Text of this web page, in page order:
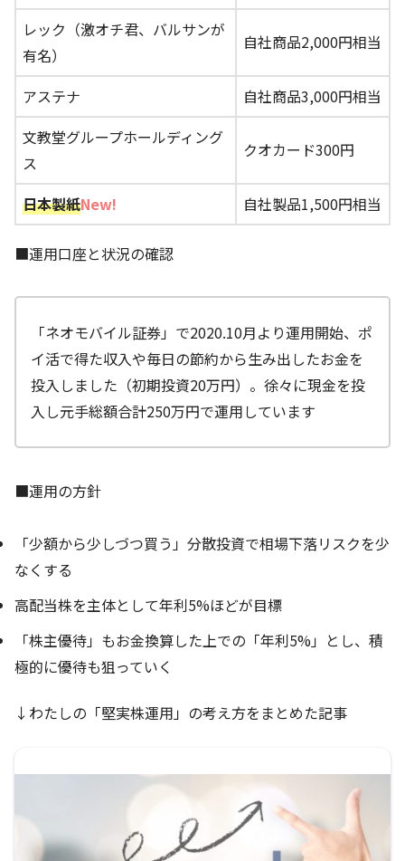
レック（激オチ君、バルサンが
有名）
自社商品2,000円相当
アステナ
自社商品3,000円相当
文教堂グループホールディング
ス
クオカード300円
日本製紙New! 自社製品1,500円相当
■運用口座と状況の確認
「ネオモバイル証券」で2020.10月より運用開始、ポ
イ活で得た収入や毎日の節約から生み出したお金を
投入しました（初期投資20万円）。徐々に現金を投
入し元手総額合計250万円で運用しています
■運用の方針
「少額から少しづつ買う」分散投資で相場下落リスクを少
なくする
高配当株を主体として年利5%ほどが目標
「株主優待」もお金換算した上での「年利5%」とし、積
極的に優待も狙っていく
↓わたしの「堅実株運用」の考え方をまとめた記事